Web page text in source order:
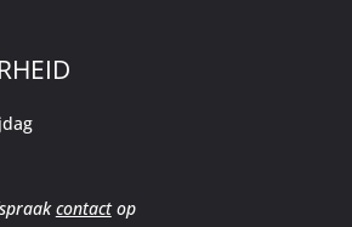
contactop